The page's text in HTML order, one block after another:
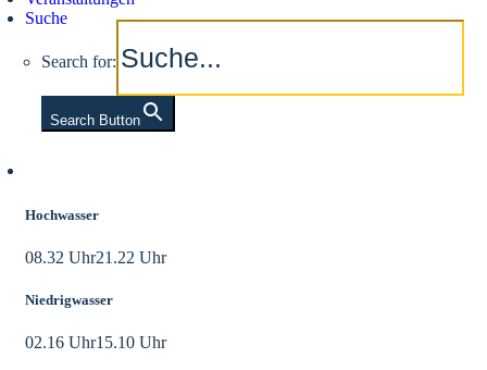
Suche
Search for:
Search Button
Hochwasser
08.32 Uhr21.22 Uhr
Niedrigwasser
02.16 Uhr15.10 Uhr